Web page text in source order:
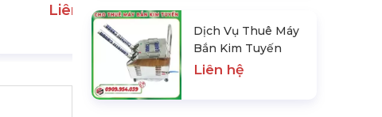
Liên hệ
Dịch Vụ Thuê Máy
Bắn Kim Tuyến
Liên hệ